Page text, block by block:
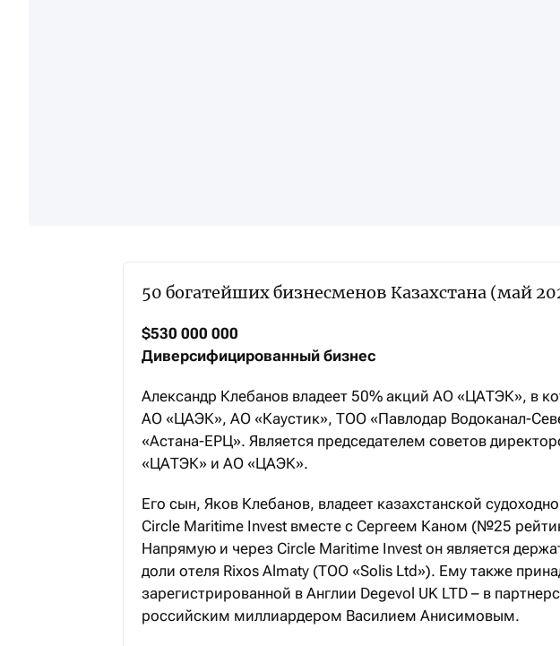
50 богатейших бизнесменов Казахстана (май
$530 000 000
Диверсифицированный бизнес
Александр Клебанов владеет 50% акций АО «ЦАТЭК», в
АО «ЦАЭК», АО «Каустик», ТОО «Павлодар Водоканал-
«Астана-ЕРЦ». Является председателем советов
«ЦАТЭК» и АО «ЦАЭК».
Его сын, Яков Клебанов, владеет казахстанской
Circle Maritime Invest вместе с Сергеем Каном (№25
Напрямую и через Circle Maritime Invest он является
доли отеля Rixos Almaty (ТОО «Solis Ltd»). Ему также
зарегистрированной в Англии Degevol UK LTD – в
российским миллиардером Василием Анисимовым.